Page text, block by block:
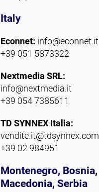
Italy
Econnet: info@econnet.it
+39 051 5873322
Nextmedia SRL:
info@nextmedia.it
+39 054 7385611
TD SYNNEX Italia:
vendite.it@tdsynnex.com
+39 02 984951
Montenegro, Bosnia,
Macedonia, Serbia